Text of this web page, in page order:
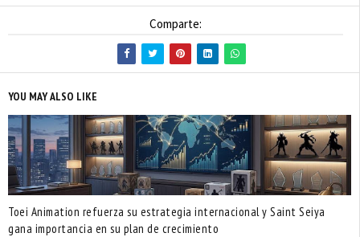
Comparte:
YOU MAY ALSO LIKE
Toei Animation refuerza su estrategia internacional y Saint Seiya
gana importancia en su plan de crecimiento